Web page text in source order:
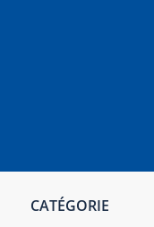
CATÉGORIE